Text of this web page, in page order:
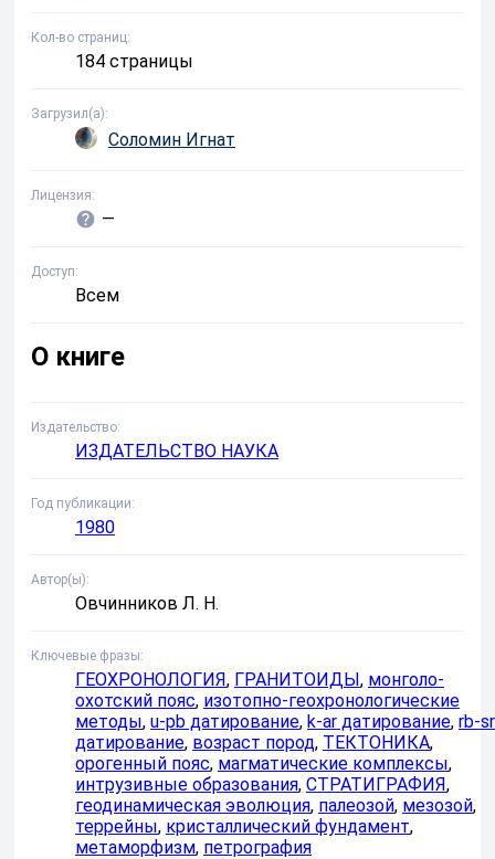
Кол-во страниц
184 страницы
Загрузил(а)
Соломин Игнат
Лицензия
—
Доступ
Всем
О книге
Издательство
ИЗДАТЕЛЬСТВО НАУКА
Год публикации
1980
Автор(ы)
Овчинников Л. Н.
Ключевые фразы
ГЕОХРОНОЛОГИЯ, ГРАНИТОИДЫ, монголо-
охотский пояс, изотопно-геохронологические
методы, u-pb датирование, k-ar датирование, rb-sr
датирование, возраст пород, ТЕКТОНИКА,
орогенный пояс, магматические комплексы,
интрузивные образования, СТРАТИГРАФИЯ,
геодинамическая эволюция, палеозой, мезозой,
террейны, кристаллический фундамент,
метаморфизм, петрография